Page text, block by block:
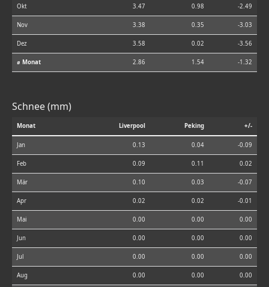
Okt 3.47 0.98 -2.49
Nov 3.38 0.35 -3.03
Dez 3.58 0.02 -3.56
⌀ Monat 2.86 1.54 -1.32
Schnee (mm)
Monat Liverpool Peking +/-
Jan 0.13 0.04 -0.09
Feb 0.09 0.11 0.02
Mär 0.10 0.03 -0.07
Apr 0.02 0.02 -0.01
Mai 0.00 0.00 0.00
Jun 0.00 0.00 0.00
Jul 0.00 0.00 0.00
Aug 0.00 0.00 0.00